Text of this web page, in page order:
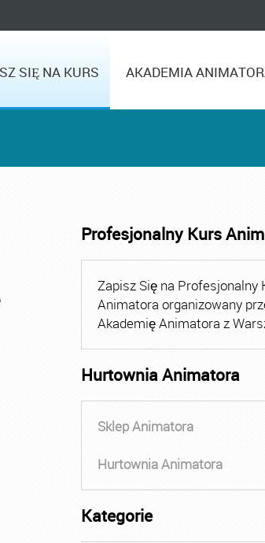
SIĘ NA KURS AKADEMIA
Profesjonalny Kurs
Zapisz Się na Profesjonalny
Animatora organizowany
Akademię Animatora z
Hurtownia Animatora
Sklep Animatora
Hurtownia Animatora
Kategorie